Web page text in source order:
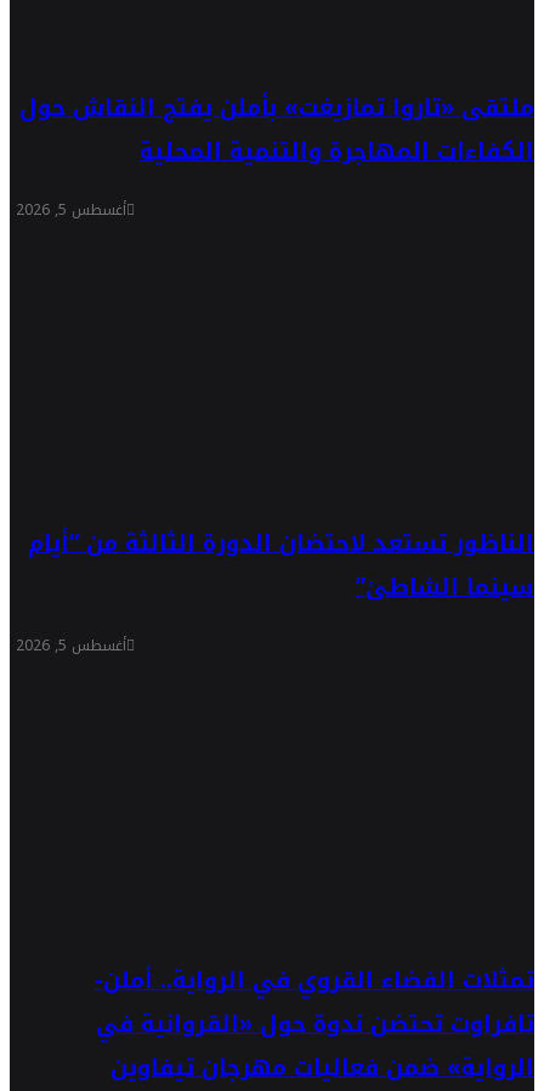
ملتقى «تاروا تمازيغت» بأملن يفتح النقاش حول
الكفاءات المهاجرة والتنمية المحلية
أغسطس 5, 2026
الناظور تستعد لاحتضان الدورة الثالثة من “أيام
سينما الشاطئ”
أغسطس 5, 2026
تمثلات الفضاء القروي في الرواية.. أملن-
تافراوت تحتضن ندوة حول «القروانية في
الرواية» ضمن فعاليات مهرجان تيفاوين